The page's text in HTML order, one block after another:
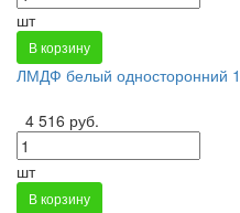
шт
В корзину
ЛМДФ белый односторонний
4 516 руб.
шт
В корзину